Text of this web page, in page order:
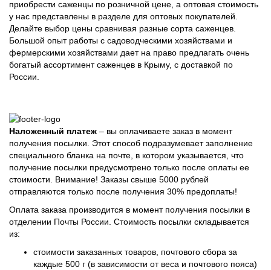
приобрести саженцы по розничной цене, а оптовая стоимость
у нас представлены в разделе для оптовых покупателей.
Делайте выбор цены сравнивая разные сорта саженцев.
Большой опыт работы с садоводческими хозяйствами и
фермерскими хозяйствами дает на право предлагать очень
богатый ассортимент саженцев в Крыму, с доставкой по
России.
Наложенный платеж – вы оплачиваете заказ в момент
получения посылки. Этот способ подразумевает заполнение
специального бланка на почте, в котором указывается, что
получение посылки предусмотрено только после оплаты ее
стоимости. Внимание! Заказы свыше 5000 рублей
отправляются только после получения 30% предоплаты!
Оплата заказа производится в момент получения посылки в
отделении Почты России. Стоимость посылки складывается
из:
стоимости заказанных товаров, почтового сбора за
каждые 500 г (в зависимости от веса и почтового пояса)